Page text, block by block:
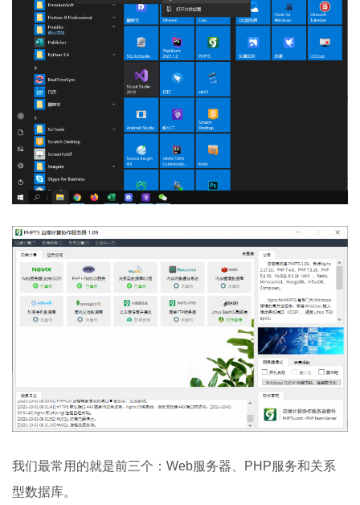
我们最常用的就是前三个：Web服务器、PHP服务和关系
型数据库。